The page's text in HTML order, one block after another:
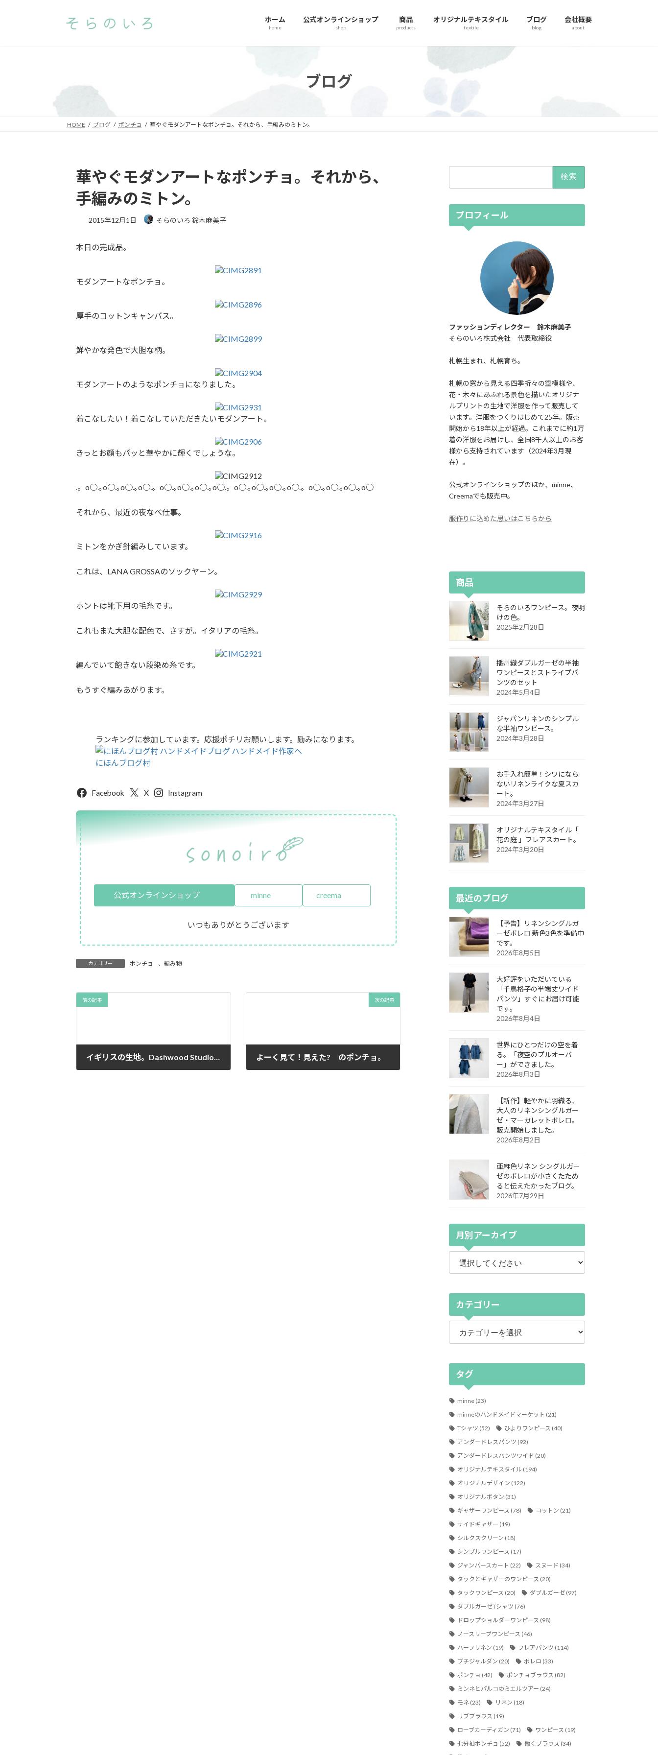
ホーム
home
公式オンラインショップ
shop
商品
products
オリジナルテキスタイル
textile
ブログ
blog
会社概要
about
ブログ
HOME ブログ ポンチョ 華やぐモダンアートなポンチョ。それから、手編みのミトン。
華やぐモダンアートなポンチョ。それから、
手編みのミトン。
2015年12月1日 そらのいろ 鈴木麻美子
本日の完成品。
モダンアートなポンチョ。
厚手のコットンキャンバス。
鮮やかな発色で大胆な柄。
モダンアートのようなポンチョになりました。
着こなしたい！着こなしていただきたいモダンアート。
きっとお顔もパッと華やかに輝くでしょうな。
.。o○.｡o○.｡o○.｡o○.。o○.｡o○.｡o○.｡o○.。o○.｡o○.｡o○.｡o○.。o○.｡o○.｡o○.｡o○
それから、最近の夜なべ仕事。
ミトンをかぎ針編みしています。
これは、LANA GROSSAのソックヤーン。
ホントは靴下用の毛糸です。
これもまた大胆な配色で、さすが。イタリアの毛糸。
編んでいて飽きない段染め糸です。
もうすぐ編みあがります。
ランキングに参加しています。応援ポチリお願いします。励みになります。
にほんブログ村
Facebook X Instagram
公式オンラインショップ minne creema
いつもありがとうございます
カテゴリー ポンチョ 、 編み物
前の記事 次の記事
よーく見て！見えた? のポンチョ。
プロフィール
ファッションディレクター 鈴木麻美子
そらのいろ株式会社 代表取締役
札幌生まれ、札幌育ち。
札幌の窓から見える四季折々の空模様や、
花・木々にあふれる景色を描いたオリジナ
ルプリントの生地で洋服を作って販売して
います。洋服をつくりはじめて25年。販売
開始から18年以上が経過。これまでに約1万
着の洋服をお届けし、全国8千人以上のお客
様から支持されています（2024年3月現
在）。
公式オンラインショップのほか、minne、
Creemaでも販売中。
服作りに込めた思いはこちらから
商品
そらのいろワンピース。夜明
けの色。
2025年2月28日
播州織ダブルガーゼの半袖
ワンピースとストライプパ
ンツのセット
2024年5月4日
ジャパンリネンのシンプル
な半袖ワンピース。
2024年3月28日
お手入れ簡単！シワになら
ないリネンライクな夏スカ
ート。
2024年3月27日
オリジナルテキスタイル「
花の庭 」フレアスカート。
2024年3月20日
最近のブログ
【予告】リネンシングルガ
ーゼボレロ 新色3色を準備中
です。
2026年8月5日
大好評をいただいている
「千鳥格子の半端丈ワイド
パンツ」すぐにお届け可能
です。
2026年8月4日
世界にひとつだけの空を着
る。「夜空のプルオーバ
ー」ができました。
2026年8月3日
【新作】軽やかに羽織る、
大人のリネンシングルガー
ゼ・マーガレットボレロ。
販売開始しました。
2026年8月2日
亜麻色リネン シングルガー
ゼのボレロが小さくたため
ると伝えたかったブログ。
2026年7月29日
月別アーカイブ
カテゴリー
カ
ゴ
タグ
minne(23)
minneのハンドメイドマーケット (21)
Tシャツ (52) ひよりワンピース (40)
アンダードレスパンツ (92)
アンダードレスパンツワイド (20)
オリジナルテキスタイル (194)
オリジナルデザイン (122)
オリジナルボタン (31)
ギャザーワンピース (78) コットン (21)
サイドギャザー (19)
シルクスクリーン (18)
シンプルワンピース (17)
ジャンパースカート (22) スヌード (34)
タックとギャザーのワンピース (20)
タックワンピース (20) ダブルガーゼ (97)
ダブルガーゼTシャツ (76)
ドロップショルダーワンピース (98)
ノースリーブワンピース (46)
ハーフリネン (19) フレアパンツ (114)
プチジャルダン (20) ボレロ (33)
ポンチョ (42) ポンチョブラウス (82)
ミンネとパルコのミエルツアー (24)
モネ(23) リネン (18)
リブブラウス (19)
ローブカーディガン (71) ワンピース (19)
七分袖ポンチョ (52) 働くブラウス (34)